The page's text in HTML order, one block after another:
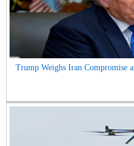
Trump Weighs Iran Compromise